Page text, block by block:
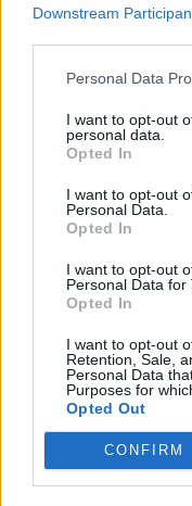
Downstream
Personal Data
I want to opt-out
personal data.
Opted In
I want to opt-out
Personal Data.
Opted In
I want to opt-out
Personal Data for
Opted In
I want to opt-out
Retention, Sale,
Personal Data
Purposes for
Opted Out
CONFIRM
*Îi dăm în cap lui
mincinoase! Un
umflat scorul
Să râdem de
PNL sub 19%,
Băsescu și Ponta
Parlamentul
PLUS
Cristian Bușoi,
București,
Orban și
*Mircea Badea